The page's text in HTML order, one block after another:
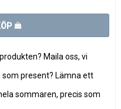
Maila oss, vi
som present? Lämna ett
sommaren, precis som